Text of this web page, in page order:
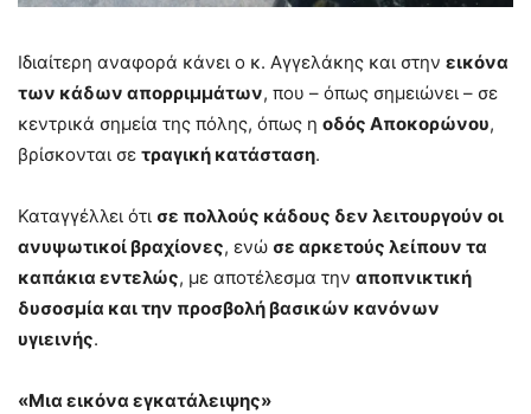
Ιδιαίτερη αναφορά κάνει ο κ. Αγγελάκης και στην εικόνα
των κάδων απορριμμάτων, που – όπως σημειώνει – σε
κεντρικά σημεία της πόλης, όπως η οδός Αποκορώνου,
βρίσκονται σε τραγική κατάσταση.
Καταγγέλλει ότι σε πολλούς κάδους δεν λειτουργούν οι
ανυψωτικοί βραχίονες, ενώ σε αρκετούς λείπουν τα
καπάκια εντελώς, με αποτέλεσμα την αποπνικτική
δυσοσμία και την προσβολή βασικών κανόνων
υγιεινής.
«Μια εικόνα εγκατάλειψης»